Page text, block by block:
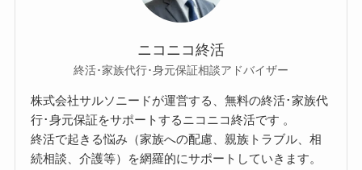
ニコニコ終活
終活･家族代行･身元保証相談アドバイザー
株式会社サルソニードが運営する、無料の終活･家族代
行･身元保証をサポートするニコニコ終活です 。
終活で起きる悩み（家族への配慮、親族トラブル、相
続相談、介護等）を網羅的にサポートしていきます。